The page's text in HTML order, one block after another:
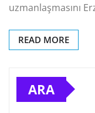
uzmanlaşmasını
READ MORE
ARA